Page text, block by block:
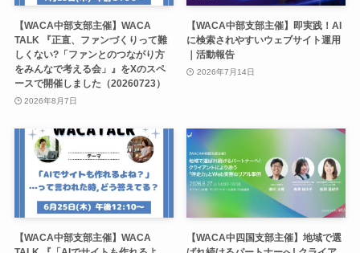
【WACA中部支部主催】WACA
TALK 『正直、ファンづくりって難
しくない?「ファンとのつながり方
をみんなで考える会」』をXのスペ
ースで開催しました（20260723）
2026年8月7日
【WACA中部支部主催】即実践！AI
に検索されやすいウェブサイト運用
｜活動報告
2026年7月14日
【WACA中部支部主催】WACA
【WACA中四国支部主催】地域で選